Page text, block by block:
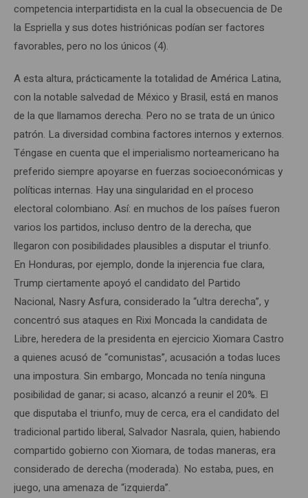
competencia interpartidista en la cual la obsecuencia de De
la Espriella y sus dotes histriónicas podían ser factores
favorables, pero no los únicos (4).
A esta altura, prácticamente la totalidad de América Latina,
con la notable salvedad de México y Brasil, está en manos
de la que llamamos derecha. Pero no se trata de un único
patrón. La diversidad combina factores internos y externos.
Téngase en cuenta que el imperialismo norteamericano ha
preferido siempre apoyarse en fuerzas socioeconómicas y
políticas internas. Hay una singularidad en el proceso
electoral colombiano. Así: en muchos de los países fueron
varios los partidos, incluso dentro de la derecha, que
llegaron con posibilidades plausibles a disputar el triunfo.
En Honduras, por ejemplo, donde la injerencia fue clara,
Trump ciertamente apoyó el candidato del Partido
Nacional, Nasry Asfura, considerado la “ultra derecha”, y
concentró sus ataques en Rixi Moncada la candidata de
Libre, heredera de la presidenta en ejercicio Xiomara Castro
a quienes acusó de “comunistas”, acusación a todas luces
una impostura. Sin embargo, Moncada no tenía ninguna
posibilidad de ganar; si acaso, alcanzó a reunir el 20%. El
que disputaba el triunfo, muy de cerca, era el candidato del
tradicional partido liberal, Salvador Nasrala, quien, habiendo
compartido gobierno con Xiomara, de todas maneras, era
considerado de derecha (moderada). No estaba, pues, en
juego, una amenaza de “izquierda”.